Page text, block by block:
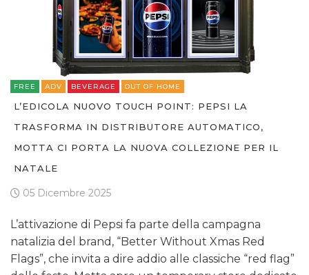
FREE ADV BEVERAGE OUT OF HOME
L’EDICOLA NUOVO TOUCH POINT: PEPSI LA
TRASFORMA IN DISTRIBUTORE AUTOMATICO,
MOTTA CI PORTA LA NUOVA COLLEZIONE PER IL
NATALE
05 Dicembre 2025
L’attivazione di Pepsi fa parte della campagna
natalizia del brand, “Better Without Xmas Red
Flags”, che invita a dire addio alle classiche “red flag”